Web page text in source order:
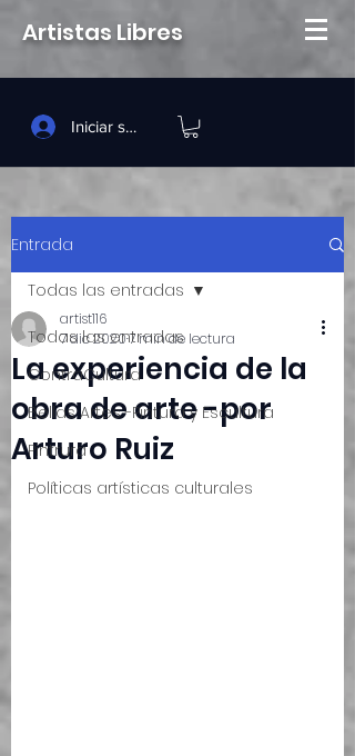
Artistas Libres
Iniciar sesión
Entrada
Todas las entradas
ContraCultura
Bellas Artes -Pintura y Escultura
Pintrura
Políticas artísticas culturales
Todas las entradas
La experiencia de la
obra de arte -por
Arturo Ruiz
artist116
7 dic 20207 min de lectura